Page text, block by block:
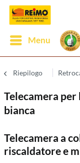
Menu
Riepilogo
Telecamera
bianca
Telecamera a
riscaldatore e